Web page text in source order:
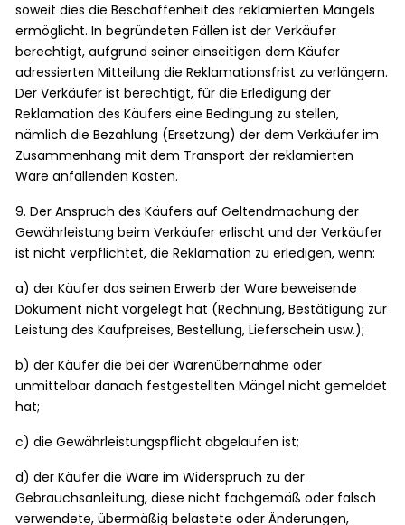
soweit dies die Beschaffenheit des reklamierten Mangels
ermöglicht. In begründeten Fällen ist der Verkäufer
berechtigt, aufgrund seiner einseitigen dem Käufer
adressierten Mitteilung die Reklamationsfrist zu verlängern.
Der Verkäufer ist berechtigt, für die Erledigung der
Reklamation des Käufers eine Bedingung zu stellen,
nämlich die Bezahlung (Ersetzung) der dem Verkäufer im
Zusammenhang mit dem Transport der reklamierten
Ware anfallenden Kosten.
9. Der Anspruch des Käufers auf Geltendmachung der
Gewährleistung beim Verkäufer erlischt und der Verkäufer
ist nicht verpflichtet, die Reklamation zu erledigen, wenn:
a) der Käufer das seinen Erwerb der Ware beweisende
Dokument nicht vorgelegt hat (Rechnung, Bestätigung zur
Leistung des Kaufpreises, Bestellung, Lieferschein usw.);
b) der Käufer die bei der Warenübernahme oder
unmittelbar danach festgestellten Mängel nicht gemeldet
hat;
c) die Gewährleistungspflicht abgelaufen ist;
d) der Käufer die Ware im Widerspruch zu der
Gebrauchsanleitung, diese nicht fachgemäß oder falsch
verwendete, übermäßig belastete oder Änderungen,